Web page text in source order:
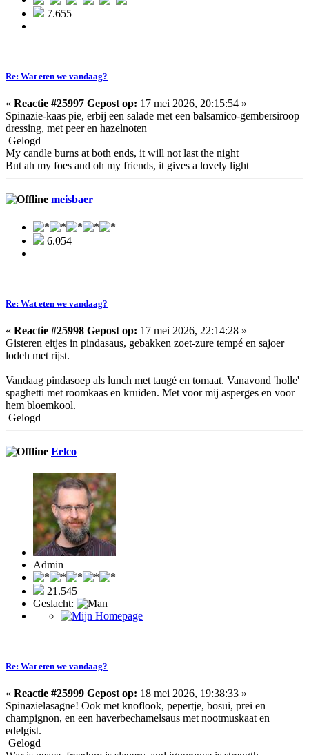
7.655
Re: Wat eten we vandaag?
« Reactie #25997 Gepost op: 17 mei 2026, 20:15:54 »
Spinazie-kaas pie, erbij een salade met een balsamico-gembersiroop
dressing, met peer en hazelnoten
Gelogd
My candle burns at both ends, it will not last the night
But ah my foes and oh my friends, it gives a lovely light
meisbaer
6.054
Re: Wat eten we vandaag?
« Reactie #25998 Gepost op: 17 mei 2026, 22:14:28 »
Gisteren eitjes in pindasaus, gebakken zoet-zure tempé en sajoer
lodeh met rijst.
Vandaag pindasoep als lunch met taugé en tomaat. Vanavond 'holle'
spaghetti met roomkaas en kruiden. Met voor mij asperges en voor
hem bloemkool.
Gelogd
Eelco
Admin
21.545
Geslacht:
Re: Wat eten we vandaag?
« Reactie #25999 Gepost op: 18 mei 2026, 19:38:33 »
Spinazielasagne! Ook met knoflook, pepertje, bosui, prei en
champignon, en een haverbechamelsaus met nootmuskaat en
edelgist.
Gelogd